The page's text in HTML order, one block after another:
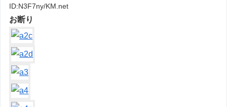
ID:N3F7ny/KM.net
お断り